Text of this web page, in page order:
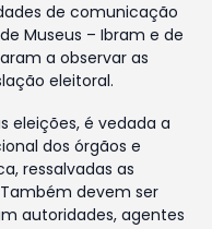
de comunicação
Museus – Ibram e de
a observar as
eleitoral.
eleições, é vedada a
dos órgãos e
ressalvadas as
devem ser
autoridades, agentes